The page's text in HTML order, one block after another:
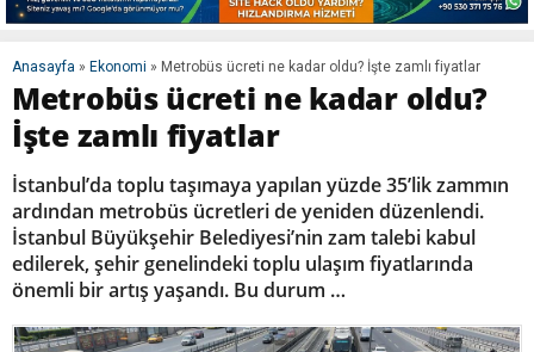
Anasayfa » Ekonomi » Metrobüs ücreti ne kadar oldu? İşte zamlı fiyatlar
Metrobüs ücreti ne kadar oldu?
İşte zamlı fiyatlar
İstanbul’da toplu taşımaya yapılan yüzde 35’lik zammın
ardından metrobüs ücretleri de yeniden düzenlendi.
İstanbul Büyükşehir Belediyesi’nin zam talebi kabul
edilerek, şehir genelindeki toplu ulaşım fiyatlarında
önemli bir artış yaşandı. Bu durum …